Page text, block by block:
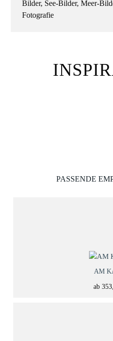
Bilder, See-Bilder, Meer-
Fotografie
PASSENDE
AM
ab